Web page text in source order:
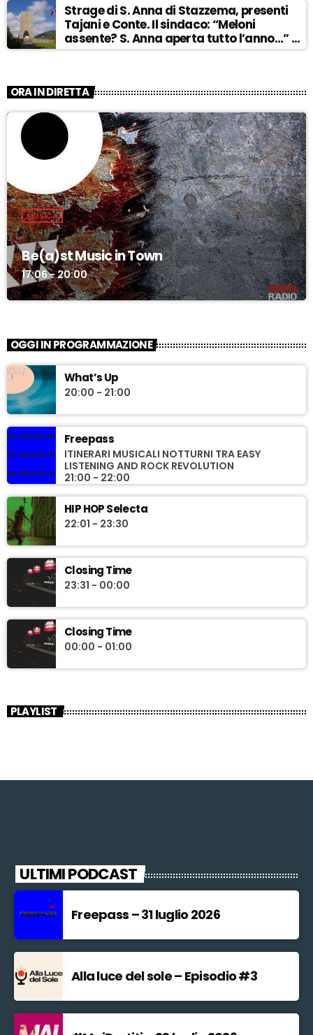
Strage di S. Anna di Stazzema, presenti
Tajani e Conte. Il sindaco: “Meloni
assente? S. Anna aperta tutto l’anno…” –
ASCOLTA
ORA IN DIRETTA
MUSICA
Be(a)st Music in Town
17:06 - 20:00
OGGI IN PROGRAMMAZIONE
What’s Up
20:00 - 21:00
Freepass
ITINERARI MUSICALI NOTTURNI TRA EASY
LISTENING AND ROCK REVOLUTION
21:00 - 22:00
HIP HOP Selecta
22:01 - 23:30
Closing Time
23:31 - 00:00
Closing Time
00:00 - 01:00
PLAYLIST
ULTIMI PODCAST
Freepass – 31 luglio 2026
Alla luce del sole – Episodio #3